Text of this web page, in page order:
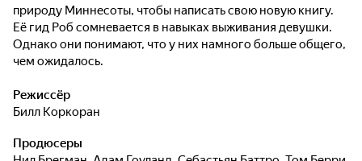
природу Миннесоты, чтобы написать свою новую книгу.
Её гид Роб сомневается в навыках выживания девушки.
Однако они понимают, что у них намного больше общего,
чем ожидалось.
Режиссёр
Билл Коркоран
Продюсеры